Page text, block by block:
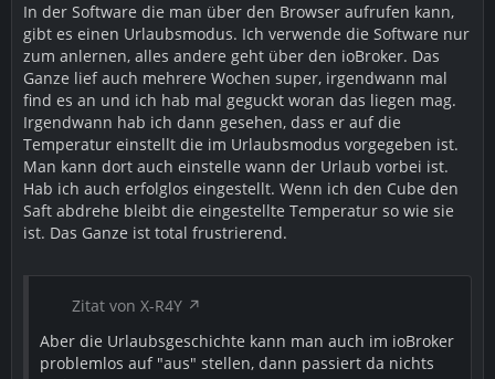
In der Software die man über den Browser aufrufen kann,
gibt es einen Urlaubsmodus. Ich verwende die Software nur
zum anlernen, alles andere geht über den ioBroker. Das
Ganze lief auch mehrere Wochen super, irgendwann mal
find es an und ich hab mal geguckt woran das liegen mag.
Irgendwann hab ich dann gesehen, dass er auf die
Temperatur einstellt die im Urlaubsmodus vorgegeben ist.
Man kann dort auch einstelle wann der Urlaub vorbei ist.
Hab ich auch erfolglos eingestellt. Wenn ich den Cube den
Saft abdrehe bleibt die eingestellte Temperatur so wie sie
ist. Das Ganze ist total frustrierend.
Zitat von X-R4Y
Aber die Urlaubsgeschichte kann man auch im ioBroker
problemlos auf "aus" stellen, dann passiert da nichts